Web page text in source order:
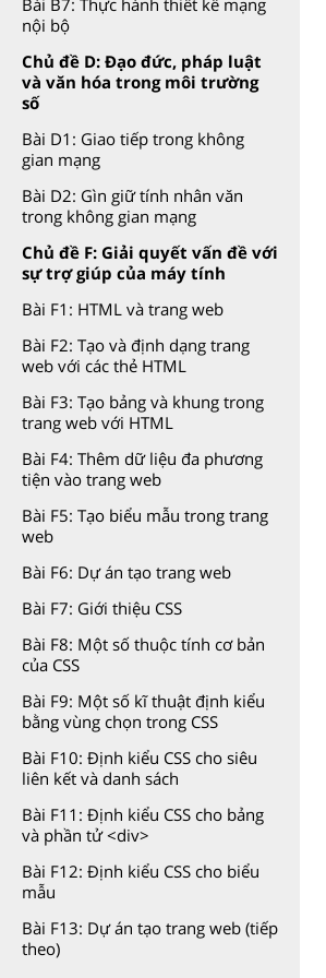
Bài B7: Thực hành thiết kế mạng
nội bộ
Chủ đề D: Đạo đức, pháp luật
và văn hóa trong môi trường
số
Bài D1: Giao tiếp trong không
gian mạng
Bài D2: Gìn giữ tính nhân văn
trong không gian mạng
Chủ đề F: Giải quyết vấn đề với
sự trợ giúp của máy tính
Bài F1: HTML và trang web
Bài F2: Tạo và định dạng trang
web với các thẻ HTML
Bài F3: Tạo bảng và khung trong
trang web với HTML
Bài F4: Thêm dữ liệu đa phương
tiện vào trang web
Bài F5: Tạo biểu mẫu trong trang
web
Bài F6: Dự án tạo trang web
Bài F7: Giới thiệu CSS
Bài F8: Một số thuộc tính cơ bản
của CSS
Bài F9: Một số kĩ thuật định kiểu
bằng vùng chọn trong CSS
Bài F10: Định kiểu CSS cho siêu
liên kết và danh sách
Bài F11: Định kiểu CSS cho bảng
và phần tử <div>
Bài F12: Định kiểu CSS cho biểu
mẫu
Bài F13: Dự án tạo trang web (tiếp
theo)
thêm Toán,